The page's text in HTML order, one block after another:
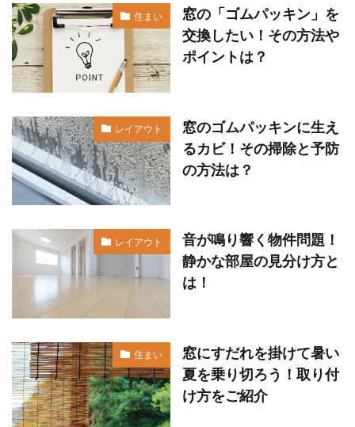
住まい
窓の「ゴムパッキン」を
交換したい！その方法や
ポイントは？
レイアウト
窓のゴムパッキンに生え
るカビ！その掃除と予防
の方法は？
レイアウト
音が鳴り響く物件問題！
静かな部屋の見分け方と
は！
住まい
窓にすだれを掛けて暑い
夏を乗り切ろう！取り付
け方をご紹介